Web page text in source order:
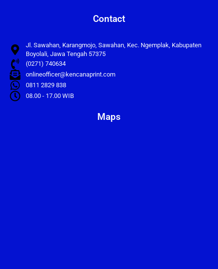
Contact
Jl. Sawahan, Karangmojo, Sawahan, Kec. Ngemplak, Kabupaten
Boyolali, Jawa Tengah 57375
(0271) 740634
onlineofficer@kencanaprint.com
0811 2829 838
08.00 - 17.00 WIB
Maps